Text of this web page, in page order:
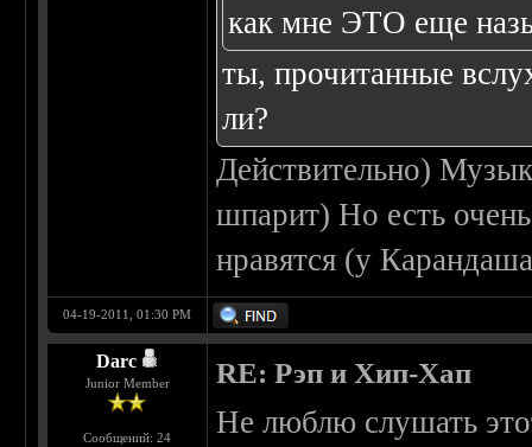
как мне ЭТО еще
ты, прочитанные
ли?
Действительно)
шпарит) Но есть
нравятся (у
04-19-2011, 01:30 PM
Darc
Junior Member
Сообщений: 24
RE: Рэп и Хип-Хап
Не люблю слушать